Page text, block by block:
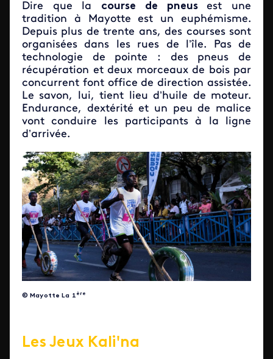
Dire que la course de pneusest une
tradition à Mayotte est un euphémisme.
Depuis plus de trente ans, des courses sont
organisées dans les rues de l’île. Pas de
technologie de pointe : des pneus de
récupération et deux morceaux de bois par
concurrent font office de direction assistée.
Le savon, lui, tient lieu d’huile de moteur.
Endurance, dextérité et un peu de malice
vont conduire les participants à la ligne
d’arrivée.
© Mayotte La 1 ère
Les Jeux Kali'na